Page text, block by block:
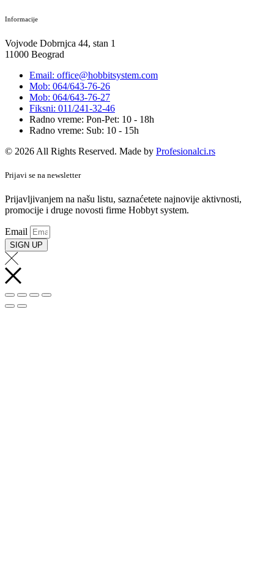
Informacije
Vojvode Dobrnjca 44, stan 1
11000 Beograd
Email: office@hobbitsystem.com
Mob: 064/643-76-26
Mob: 064/643-76-27
Fiksni: 011/241-32-46
Radno vreme: Pon-Pet: 10 - 18h
Radno vreme: Sub: 10 - 15h
© 2026 All Rights Reserved. Made by Profesionalci.rs
Prijavi se na newsletter
Prijavljivanjem na našu listu, saznaćetete najnovije aktivnosti,
promocije i druge novosti firme Hobbyt system.
Email
SIGN UP